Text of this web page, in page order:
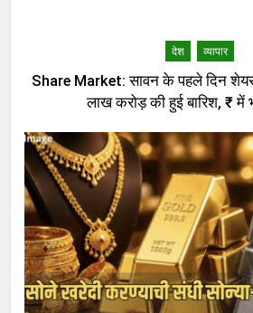
देश व्यापार
Share Market: सावन के पहले दिन शेयर
लाख करोड़ की हुई बारिश, ₹ में